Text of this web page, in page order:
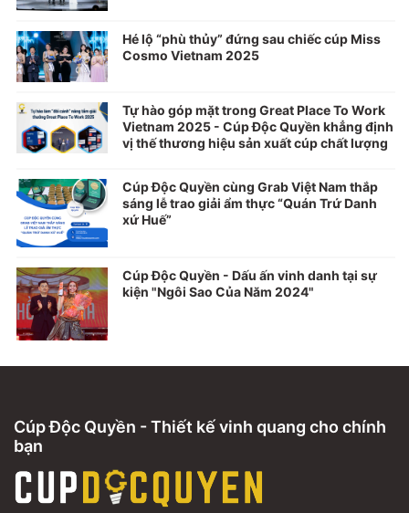
Hé lộ “phù thủy” đứng sau chiếc cúp Miss
Cosmo Vietnam 2025
Tự hào góp mặt trong Great Place To Work
Vietnam 2025 - Cúp Độc Quyền khẳng định
vị thế thương hiệu sản xuất cúp chất lượng
Cúp Độc Quyền cùng Grab Việt Nam thắp
sáng lễ trao giải ẩm thực “Quán Trứ Danh
xứ Huế”
Cúp Độc Quyền - Dấu ấn vinh danh tại sự
kiện "Ngôi Sao Của Năm 2024"
Cúp Độc Quyền - Thiết kế vinh quang cho chính
bạn